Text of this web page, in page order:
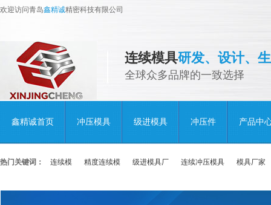
欢迎访问青岛鑫精诚精密科技有限公司
连续模具研发、设计、
全球众多品牌的一致选择
鑫精诚首页 冲压模具 级进模具 冲压件 产品中
热门关键词： 连续模 精度连续模 级进模具厂 连续冲压模具 模具厂家